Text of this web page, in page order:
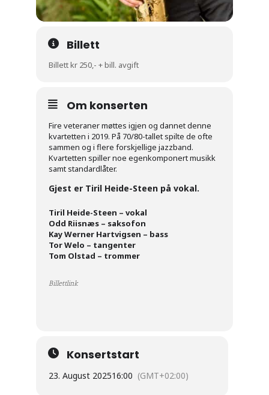
Billett
Billett kr 250,- + bill. avgift
Om konserten
Fire veteraner møttes igjen og dannet denne
kvartetten i 2019. På 70/80-tallet spilte de ofte
sammen og i flere forskjellige jazzband.
Kvartetten spiller noe egenkomponert musikk
samt standardlåter.
Gjest er Tiril Heide-Steen på vokal.
Tiril Heide-Steen – vokal
Odd Riisnæs – saksofon
Kay Werner Hartvigsen – bass
Tor Welo – tangenter
Tom Olstad – trommer
Billettlink
Konsertstart
23. August 202516:00 (GMT+02:00)